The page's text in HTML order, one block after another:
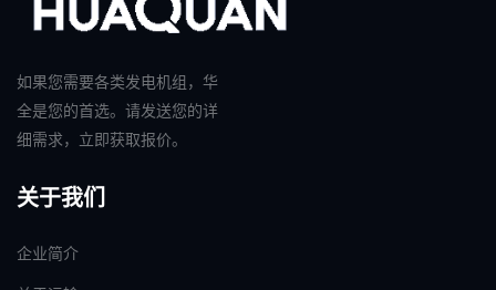
如果您需要各类发电机组，华
全是您的首选。请发送您的详
细需求，立即获取报价。
关于我们
企业简介